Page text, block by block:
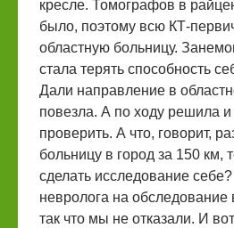
кресле. Томографов в
было, поэтому всю КТ-
областную больницу.
стала терять способность
Дали направление в
повезла. А по ходу решила
проверить. А что, говорит,
больницу в город за 150 км,
сделать исследование
невролога на обследование
так что мы не отказали. И